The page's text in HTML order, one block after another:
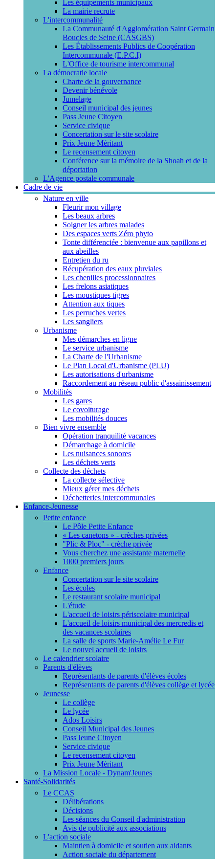
Les équipements municipaux
La mairie recrute
L'intercommunalité
La Communauté d'Agglomération Saint Germain
Boucles de Seine (CASGBS)
Les Établissements Publics de Coopération
Intercommunale (E.P.C.I)
L'Office de tourisme intercommunal
La démocratie locale
Charte de la gouvernance
Devenir bénévole
Jumelage
Conseil municipal des jeunes
Pass Jeune Citoyen
Service civique
Concertation sur le site scolaire
Prix Jeune Méritant
Le recensement citoyen
Conférence sur la mémoire de la Shoah et de la
déportation
L'Agence postale communale
Cadre de vie
Nature en ville
Fleurir mon village
Les beaux arbres
Soigner les arbres malades
Des espaces verts Zéro phyto
Tonte différenciée : bienvenue aux papillons et
aux abeilles
Entretien du ru
Récupération des eaux pluviales
Les chenilles processionnaires
Les frelons asiatiques
Les moustiques tigres
Attention aux tiques
Les perruches vertes
Les sangliers
Urbanisme
Mes démarches en ligne
Le service urbanisme
La Charte de l'Urbanisme
Le Plan Local d'Urbanisme (PLU)
Les autorisations d'urbanisme
Raccordement au réseau public d'assainissement
Mobilités
Les gares
Le covoiturage
Les mobilités douces
Bien vivre ensemble
Opération tranquilité vacances
Démarchage à domicile
Les nuisances sonores
Les déchets verts
Collecte des déchets
La collecte sélective
Mieux gérer mes déchets
Déchetteries intercommunales
Enfance-Jeunesse
Petite enfance
Le Pôle Petite Enfance
« Les canetons » - crèches privées
"Plic & Ploc" - crèche privée
Vous cherchez une assistante maternelle
1000 premiers jours
Enfance
Concertation sur le site scolaire
Les écoles
Le restaurant scolaire municipal
L'étude
L'accueil de loisirs périscolaire municipal
L'accueil de loisirs municipal des mercredis et
des vacances scolaires
La salle de sports Marie-Amélie Le Fur
Le nouvel accueil de loisirs
Le calendrier scolaire
Parents d'élèves
Représentants de parents d'élèves écoles
Représentants de parents d'élèves collège et lycée
Jeunesse
Le collège
Le lycée
Ados Loisirs
Conseil Municipal des Jeunes
Pass'Jeune Citoyen
Service civique
Le recensement citoyen
Prix Jeune Méritant
La Mission Locale - Dynam'Jeunes
Santé-Solidarités
Le CCAS
Délibérations
Décisions
Les séances du Conseil d'administration
Avis de publicité aux associations
L'action sociale
Maintien à domicile et soutien aux aidants
Action sociale du département